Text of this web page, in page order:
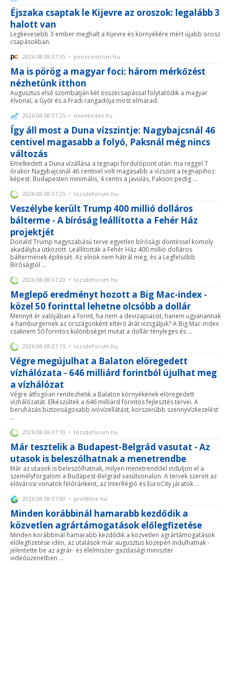
Éjszaka csaptak le Kijevre az oroszok: legalább 3
halott van
Legkevesebb 3 ember meghalt a Kijevre és környékére mért újabb orosz
csapásokban.
2026.08.08 07:35 • penzcentrum.hu
Ma is pörög a magyar foci: három mérkőzést
nézhetünk itthon
Augusztus első szombatján két összecsapással folytatódik a magyar
élvonal, a Győr és a Fradi rangadója most elmarad.
2026.08.08 07:25 • novekedes.hu
Így áll most a Duna vízszintje: Nagybajcsnál 46
centivel magasabb a folyó, Paksnál még nincs
változás
Emelkedett a Duna vízállása a tegnapi fordulópont után: ma reggel 7
órakor Nagybajcsnál 46 centivel volt magasabb a vízszint a tegnapihoz
képest. Budapesten minimális, 4 centis a javulás, Pakson pedig ...
2026.08.08 07:25 • tozsdeforum.hu
Veszélybe került Trump 400 millió dolláros
bálterme - A bíróság leállította a Fehér Ház
projektjét
Donald Trump nagyszabású terve egyetlen bírósági döntéssel komoly
akadályba ütközött. Leállították a Fehér Ház 400 millió dolláros
báltermének építését. Az elnök nem hátrál meg, és a Legfelsőbb
Bíróságtól ...
2026.08.08 07:20 • tozsdeforum.hu
Meglepő eredményt hozott a Big Mac-index -
közel 50 forinttal lehetne olcsóbb a dollár
Mennyit ér valójában a forint, ha nem a devizapiacot, hanem ugyanannak
a hamburgernek az országonként eltérő árát vizsgáljuk? A Big Mac-index
csaknem 50 forintos különbséget mutat a dollár tényleges és ...
2026.08.08 07:15 • tozsdeforum.hu
Végre megújulhat a Balaton elöregedett
vízhálózata - 646 milliárd forintból újulhat meg
a vízhálózat
Végre átfogóan rendezhetik a Balaton környékének elöregedett
vízhálózatát. Elkészültek a 646 milliárd forintos fejlesztés tervei. A
beruházás biztonságosabb ivóvízellátást, korszerűbb szennyvízkezelést
...
2026.08.08 07:10 • tozsdeforum.hu
Már tesztelik a Budapest-Belgrád vasutat - Az
utasok is beleszólhatnak a menetrendbe
Már az utasok is beleszólhatnak, milyen menetrenddel induljon el a
személyforgalom a Budapest-Belgrád vasútvonalon. A tervek szerint az
elővárosi vonatok félóránként, az InterRégió és EuroCity járatok ...
2026.08.08 07:00 • profitline.hu
Minden korábbinál hamarabb kezdődik a
közvetlen agrártámogatások előlegfizetése
Minden korábbinál hamarabb kezdődik a közvetlen agrártámogatások
előlegfizetése idén, az utalások már augusztus közepén indulhatnak -
jelentette be az agrár- és élelmiszer-gazdasági miniszter
videóüzenetben ...